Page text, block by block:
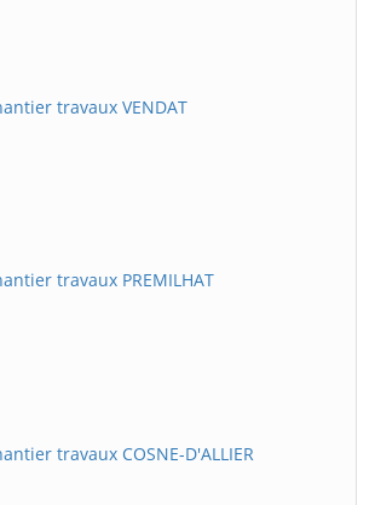
travaux VENDAT
travaux PREMILHAT
travaux COSNE-D'ALLIER